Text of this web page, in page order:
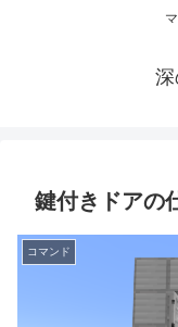
深
鍵付きドアの
コマンド